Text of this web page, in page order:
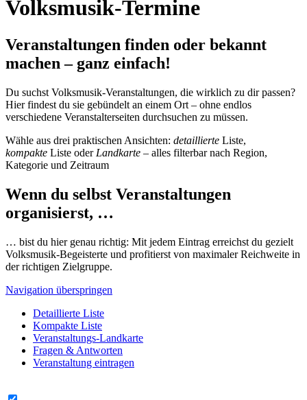
Volksmusik-Termine
Veranstaltungen finden oder bekannt
machen – ganz einfach!
Du suchst Volksmusik-Veranstaltungen, die wirklich zu dir passen?
Hier findest du sie gebündelt an einem Ort – ohne endlos
verschiedene Veranstalterseiten durchsuchen zu müssen.
Wähle aus drei praktischen Ansichten: detaillierte Liste,
kompakte Liste oder Landkarte – alles filterbar nach Region,
Kategorie und Zeitraum
Wenn du selbst Veranstaltungen
organisierst, …
… bist du hier genau richtig: Mit jedem Eintrag erreichst du gezielt
Volksmusik-Begeisterte und profitierst von maximaler Reichweite in
der richtigen Zielgruppe.
Navigation überspringen
Detaillierte Liste
Kompakte Liste
Veranstaltungs-Landkarte
Fragen & Antworten
Veranstaltung eintragen